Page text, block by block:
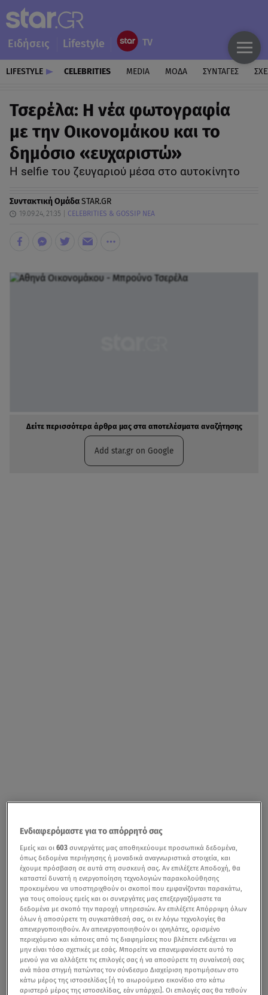
Ειδήσεις Lifestyle
LIFESTYLE CELEBRITIES MEDIA ΜΟΔΑ ΣΥΝΤΑΓΕΣ
Τσερέλα: Η νέα φωτογραφία
με την Οικονομάκου και το
δημόσιο «ευχαριστώ»
Η selfie του ζευγαριού μέσα στο αυτοκίνητο
Συντακτική ΟμάδαSTAR.GR
19.09.24, 21:35 CELEBRITIES & GOSSIP ΝΕΑ
Δείτε περισσότερα άρθρα μας στα αποτελέσματα αναζήτησης
Add star.gr on Google
Ενδιαφερόμαστε για το απόρρητό σας
Εμείς και οι603 συνεργάτες μας αποθηκεύουμε προσωπικά δεδομένα,
όπως δεδομένα περιήγησης ή μοναδικά αναγνωριστικά στοιχεία, και
έχουμε πρόσβαση σε αυτά στη συσκευή σας. Αν επιλέξετε Αποδοχή, θα
καταστεί δυνατή η ενεργοποίηση τεχνολογιών παρακολούθησης
προκειμένου να υποστηριχθούν οι σκοποί που εμφανίζονται παρακάτω,
για τους οποίους εμείς και οι συνεργάτες μας επεξεργαζόμαστε τα
δεδομένα με σκοπό την παροχή υπηρεσιών. Αν επιλέξετε Απόρριψη όλων
όλων ή αποσύρετε τη συγκατάθεσή σας, οι εν λόγω τεχνολογίες θα
απενεργοποιηθούν. Αν απενεργοποιηθούν οι ιχνηλάτες, ορισμένο
περιεχόμενο και κάποιες από τις διαφημίσεις που βλέπετε ενδέχεται να
μην είναι τόσο σχετικές με εσάς. Μπορείτε να επανεμφανίσετε αυτό το
μενού για να αλλάξετε τις επιλογές σας ή να αποσύρετε τη συναίνεσή σας
ανά πάσα στιγμή πατώντας τον σύνδεσμο Διαχείριση προτιμήσεων στο
κάτω μέρος της ιστοσελίδας [ή το αιωρούμενο εικονίδιο στο κάτω
αριστερό μέρος της ιστοσελίδας, εάν υπάρχει]. Οι επιλογές σας θα τεθούν